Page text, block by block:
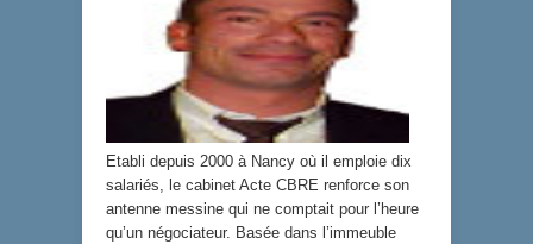
Etabli depuis 2000 à Nancy où il emploie dix
salariés, le cabinet Acte CBRE renforce son
antenne messine qui ne comptait pour l’heure
qu’un négociateur. Basée dans l’immeuble